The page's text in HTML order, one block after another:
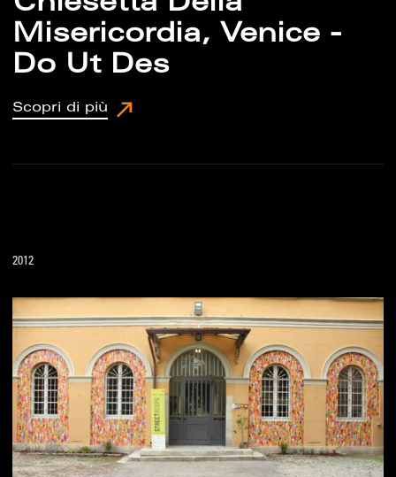
Misericordia, Venice -
Do Ut Des
Scopri di più
2012